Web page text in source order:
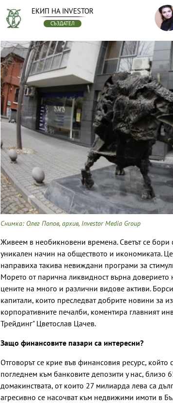
ЕКИП НА INVESTOR
СЪЗДАТЕЛ
Снимка: Олег Попов, архив, Investor Media Group
Живеем в необикновени времена. Светът се бори
уникален начин на обществото и икономиката.
направиха такива невиждани програми за
Морето от парична ликвидност върна доверието
цените на много и различни видове активи.
капитали, които преследват добрите новини за
корпоративните печалби, коментира главният
Трейдинг" Цветослав Цачев.
Защо финансовите пазари са интересни?
Отговорът се крие във финансовия ресурс, който
погледнем към банковите депозити у нас, близо
домакинствата, от които 27 милиарда лева са
агресивно се насочват към недвижими имоти в